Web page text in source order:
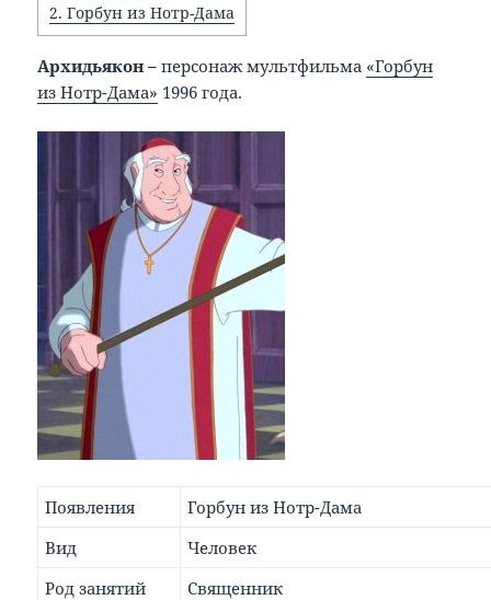
2. Горбун из Нотр-Дама
Архидьякон –персонаж мультфильма «Горбун
из Нотр-Дама» 1996 года.
Появления
Горбун из Нотр-Дама
Вид
Человек
Род занятий
Священник